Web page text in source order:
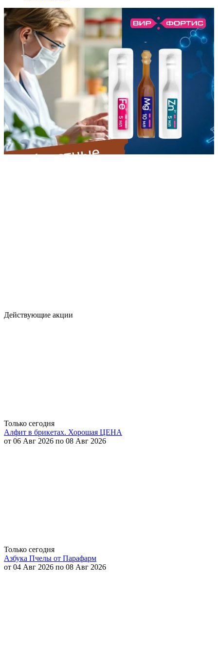
Действующие акции
Только сегодня
Алфит в брикетах. Хорошая ЦЕНА
от 06 Авг 2026 по 08 Авг 2026
Только сегодня
Азбука Пчелы от Парафарм
от 04 Авг 2026 по 08 Авг 2026